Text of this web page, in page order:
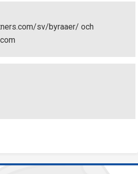
sv/byraaer/ och